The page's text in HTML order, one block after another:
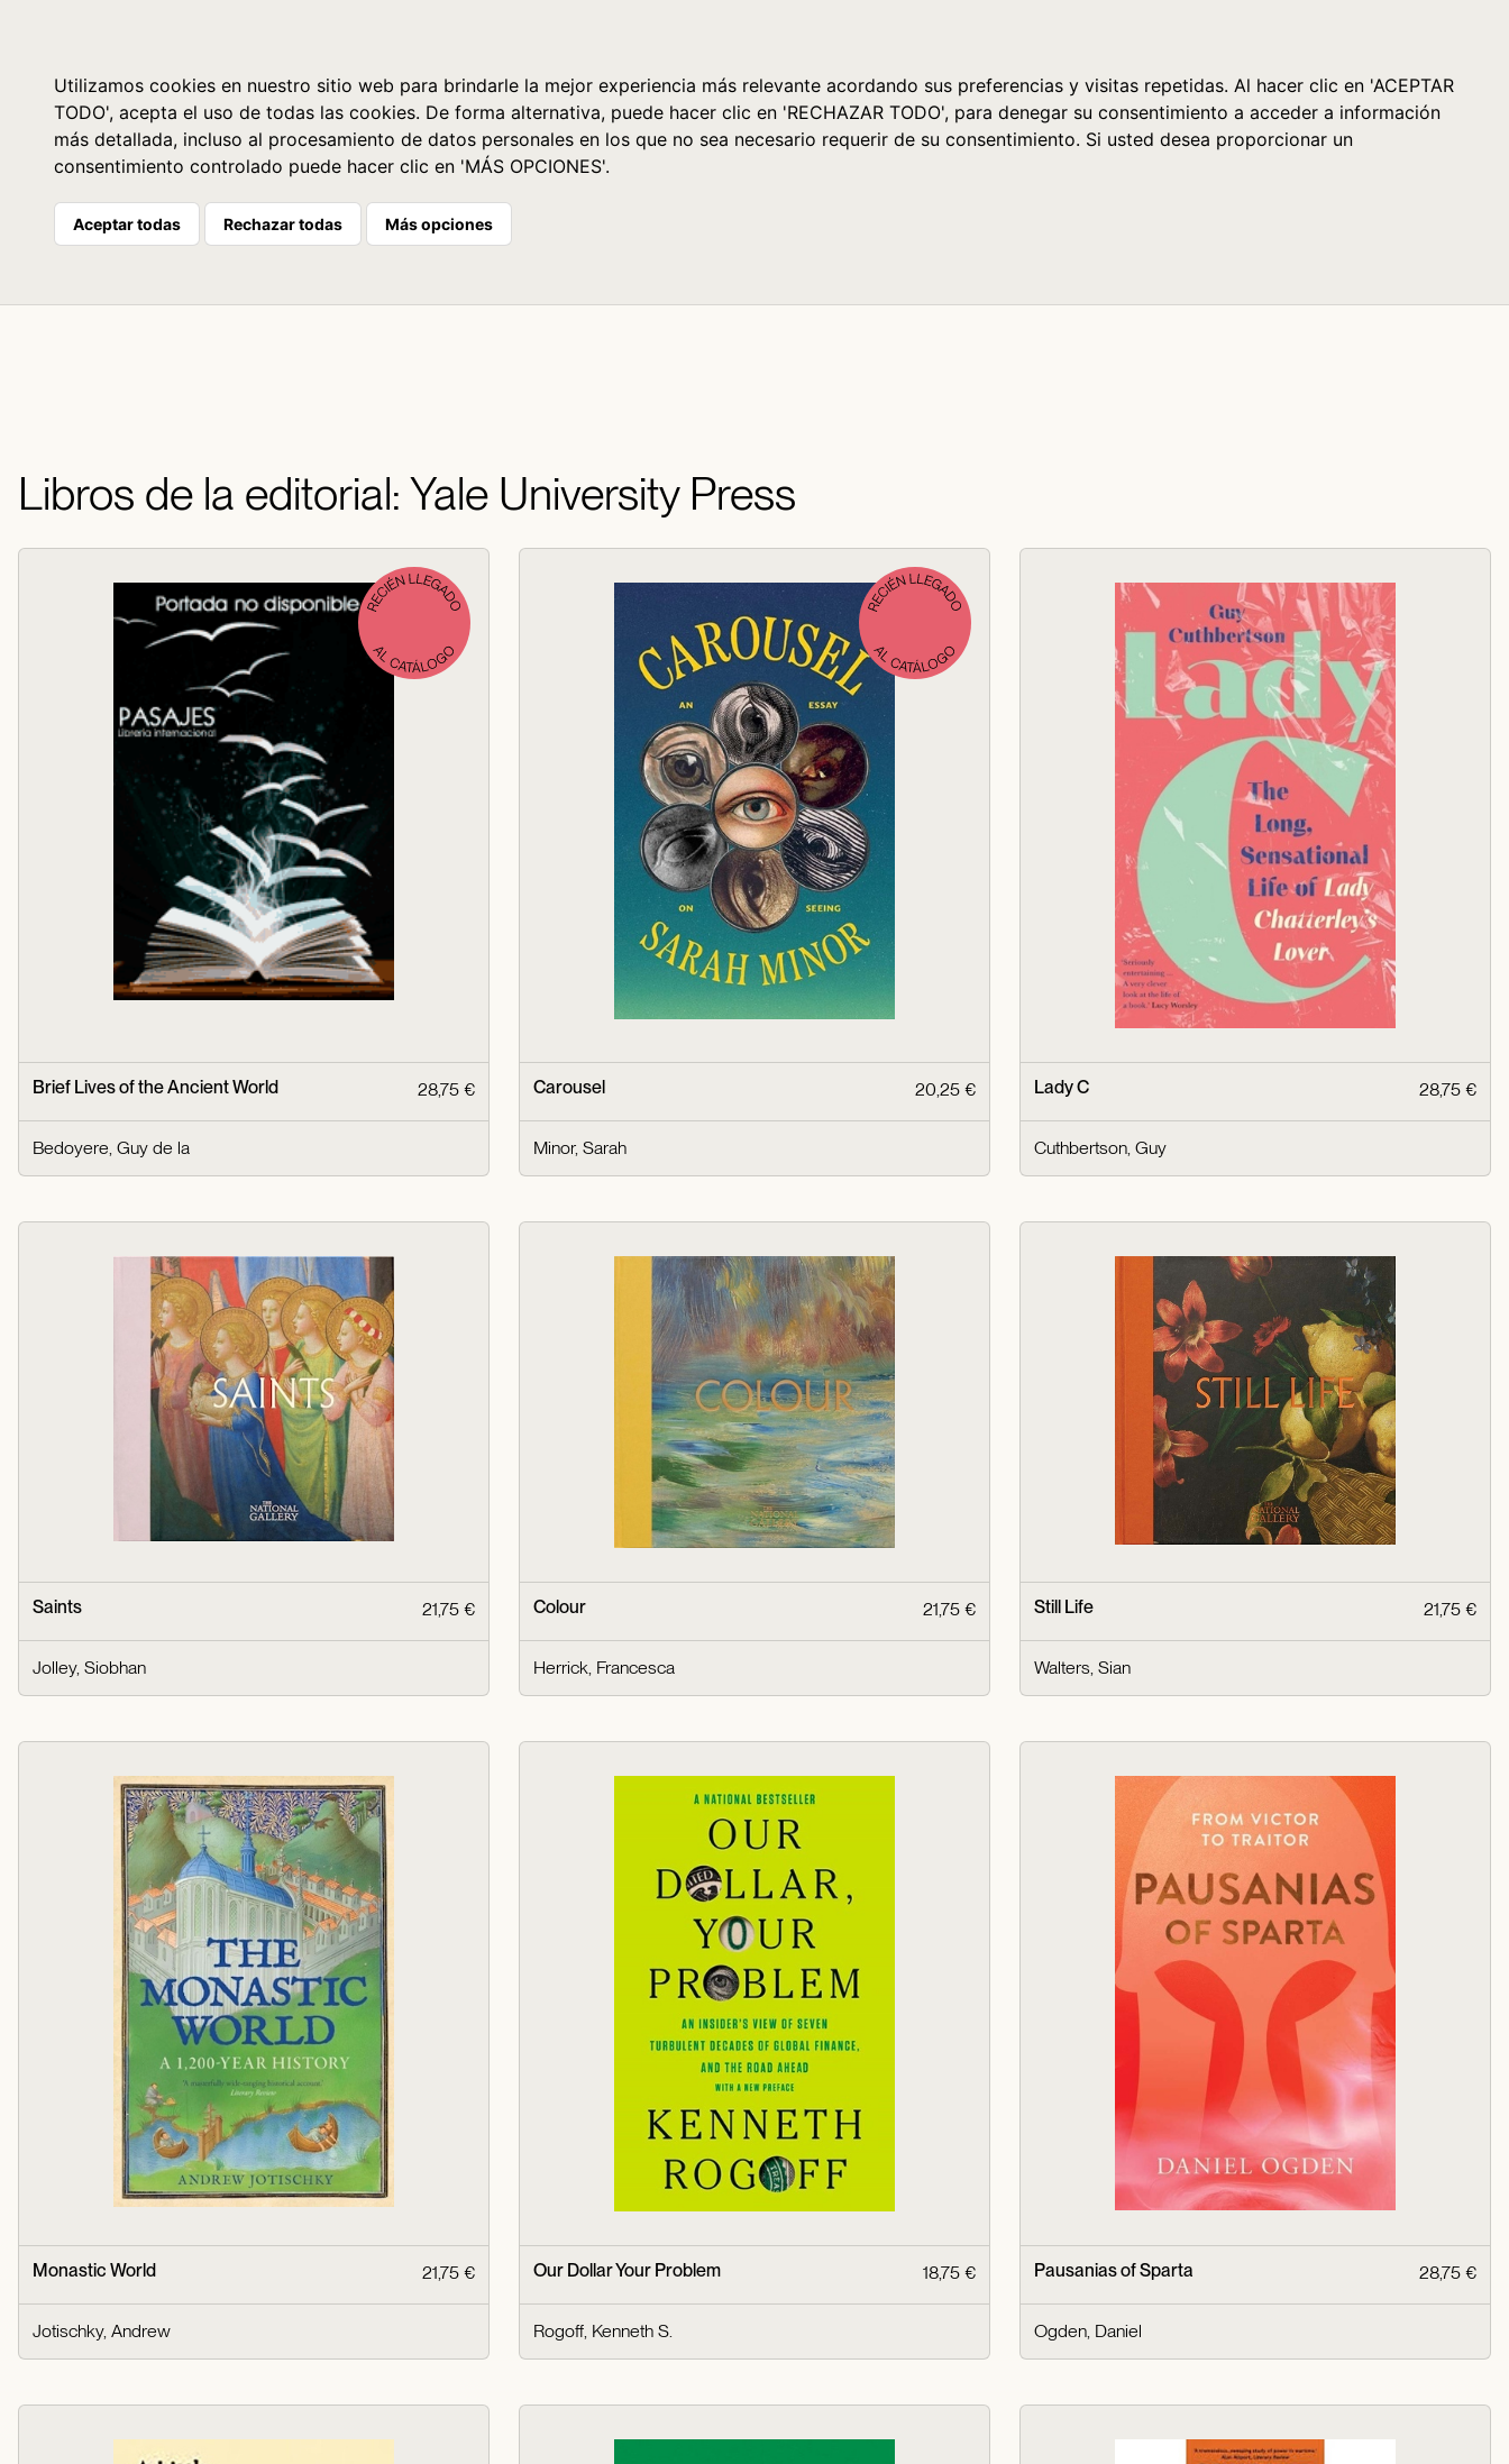
Utilizamos cookies en nuestro sitio web para brindarle la mejor experiencia más relevante acordando sus preferencias y visitas repetidas. Al hacer clic en 'ACEPTAR
TODO', acepta el uso de todas las cookies. De forma alternativa, puede hacer clic en 'RECHAZAR TODO', para denegar su consentimiento a acceder a información
más detallada, incluso al procesamiento de datos personales en los que no sea necesario requerir de su consentimiento. Si usted desea proporcionar un
consentimiento controlado puede hacer clic en 'MÁS OPCIONES'.
Aceptar todas Rechazar todas Más opciones
Libros de la editorial: Yale University Press
Brief Lives of the Ancient World 28,75 €
Bedoyere, Guy de la
Carousel 20,25 €
Minor, Sarah
Lady C 28,75 €
Cuthbertson, Guy
Saints 21,75 €
Jolley, Siobhan
Colour 21,75 €
Herrick, Francesca
Still Life 21,75 €
Walters, Sian
Monastic World 21,75 €
Jotischky, Andrew
Our Dollar Your Problem 18,75 €
Rogoff, Kenneth S.
Pausanias of Sparta 28,75 €
Ogden, Daniel